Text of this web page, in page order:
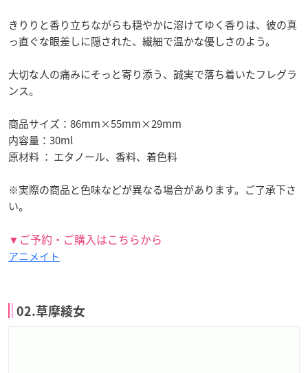
きりりと香り立ちながらも穏やかに溶けてゆく香りは、彼の真
っ直ぐな眼差しに隠された、繊細で温かな優しさのよう。
大切な人の痛みにそっと寄り添う、誠実で落ち着いたフレグラ
ンス。
商品サイズ：86mm×55mm×29mm
内容量：30ml
原材料 ： エタノール、香料、着色料
※実際の商品と色味などが異なる場合があります。ご了承下さ
い。
▼ご予約・ご購入はこちらから
アニメイト
02.草摩綾女